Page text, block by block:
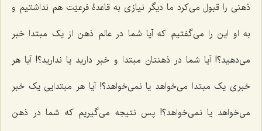
ذهنی را قبول می‌کرد ما دیگر نیازی به قاعدۀ فرعیّت هم نداشتیم و
به او این را می‌گفتیم که آیا شما در عالم ذهن از یک مبتدا خبر
می‌دهید؟! آیا شما در ذهنتان مبتدا و خبر دارید یا ندارید؟! آیا هر
خبری یک مبتدا می‌خواهد یا نمی‌خواهد؟! آیا هر مبتدایی یک خبر
می‌خواهد یا نمی‌خواهد؟! پس نتیجه می‌گیریم که شما در ذهن